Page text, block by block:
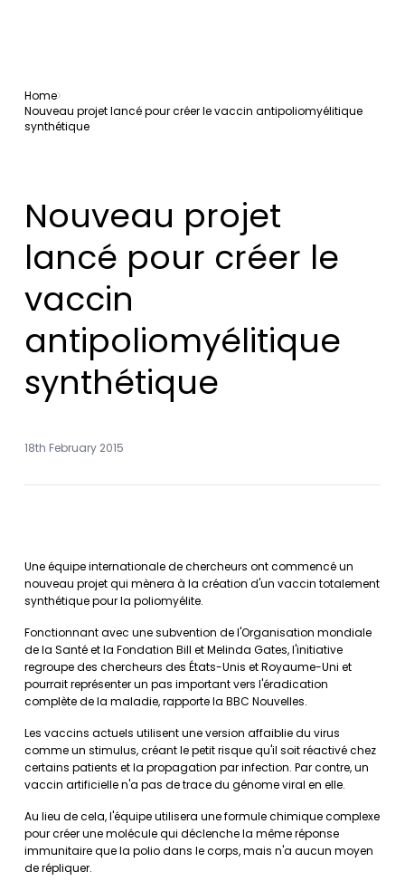
Home
Nouveau projet lancé pour créer le vaccin antipoliomyélitique
synthétique
Nouveau projet
lancé pour créer le
vaccin
antipoliomyélitique
synthétique
18th February 2015
Une équipe internationale de chercheurs ont commencé un
nouveau projet qui mènera à la création d'un vaccin totalement
synthétique pour la poliomyélite.
Fonctionnant avec une subvention de l'Organisation mondiale
de la Santé et la Fondation Bill et Melinda Gates, l'initiative
regroupe des chercheurs des États-Unis et Royaume-Uni et
pourrait représenter un pas important vers l'éradication
complète de la maladie, rapporte la BBC Nouvelles.
Les vaccins actuels utilisent une version affaiblie du virus
comme un stimulus, créant le petit risque qu'il soit réactivé chez
certains patients et la propagation par infection. Par contre, un
vaccin artificielle n'a pas de trace du génome viral en elle.
Au lieu de cela, l'équipe utilisera une formule chimique complexe
pour créer une molécule qui déclenche la même réponse
immunitaire que la polio dans le corps, mais n'a aucun moyen
de répliquer.